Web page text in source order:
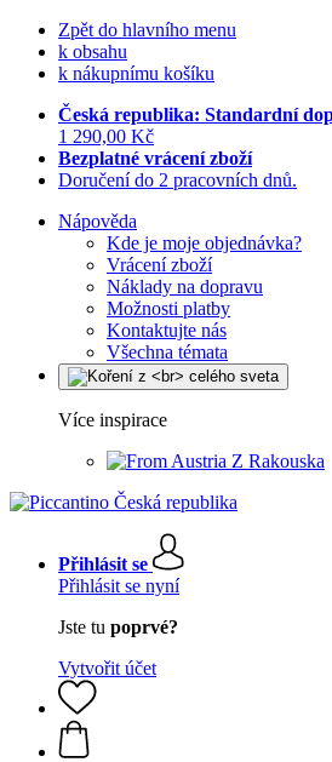
Zpět do hlavního menu
k obsahu
k nákupnímu košíku
Česká republika: Standardní
1 290,00 Kč
Bezplatné vrácení zboží
Doručení do 2 pracovních dnů.
Nápověda
Kde je moje objednávka?
Vrácení zboží
Náklady na dopravu
Možnosti platby
Kontaktujte nás
Všechna témata
Více inspirace
Z Rakouska
Přihlásit se
Přihlásit se nyní
Jste tu poprvé?
Vytvořit účet